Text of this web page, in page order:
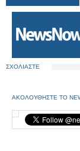
ΣΧΟΛΙΑΣΤΕ
ΑΚΟΛΟΥΘΗΣΤΕ ΤΟ